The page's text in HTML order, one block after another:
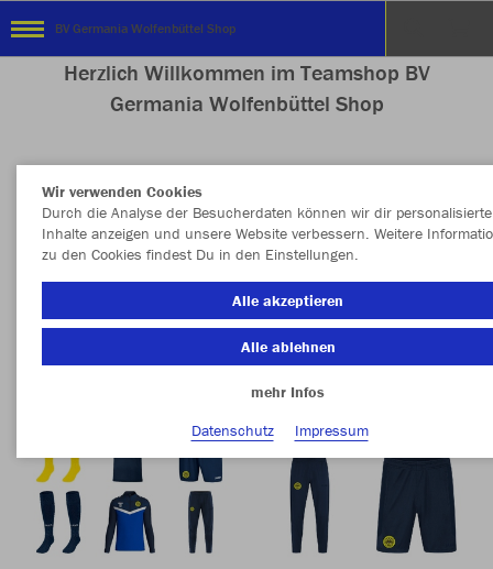
BV Germania Wolfenbüttel Shop
Herzlich Willkommen im Teamshop BV
Germania Wolfenbüttel Shop
Nachhaltig Farbe
Wir verwenden Cookies
Durch die Analyse der Besucherdaten können wir dir personalisierte
Inhalte anzeigen und unsere Website verbessern. Weitere
zu den Cookies findest Du in den Einstellungen.
Alle akzeptieren
Alle ablehnen
mehr Infos
Datenschutz
Impressum